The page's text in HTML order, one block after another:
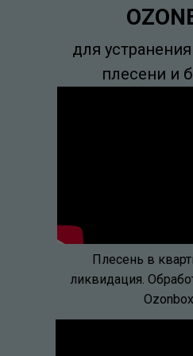
Плесень в
ликвидация.
для
плесени и